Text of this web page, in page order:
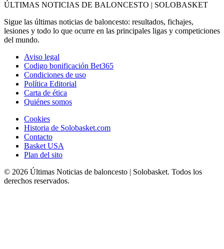
ÚLTIMAS NOTICIAS DE BALONCESTO | SOLOBASKET
Sigue las últimas noticias de baloncesto: resultados, fichajes,
lesiones y todo lo que ocurre en las principales ligas y competiciones
del mundo.
Aviso legal
Codigo bonificación Bet365
Condiciones de uso
Política Editorial
Carta de ética
Quiénes somos
Cookies
Historia de Solobasket.com
Contacto
Basket USA
Plan del sito
© 2026 Últimas Noticias de baloncesto | Solobasket. Todos los
derechos reservados.